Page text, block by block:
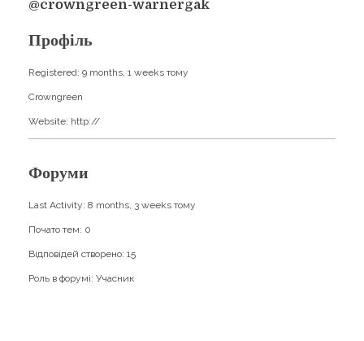
Бізнес допомога
Навчання
Карти Духів
@crowngreen-warnergak
Профіль
Registered: 9 months, 1 weeks тому
Crowngreen
Website: http://
Форуми
Last Activity: 8 months, 3 weeks тому
Почато тем: 0
Відповідей створено: 15
Роль в форумі: Учасник